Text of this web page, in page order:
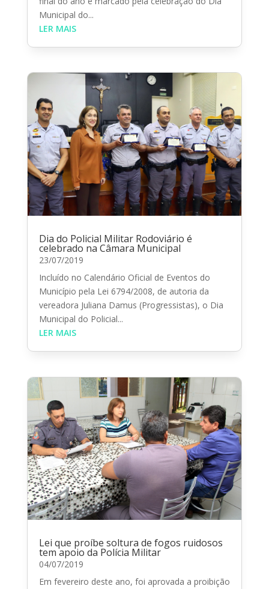
Municipal do...
LER MAIS
Dia do Policial Militar Rodoviário é
celebrado na Câmara Municipal
23/07/2019
Incluído no Calendário Oficial de Eventos do
Município pela Lei 6794/2008, de autoria da
vereadora Juliana Damus (Progressistas), o Dia
Municipal do Policial...
LER MAIS
Lei que proíbe soltura de fogos ruidosos
tem apoio da Polícia Militar
04/07/2019
Em fevereiro deste ano, foi aprovada a proibição